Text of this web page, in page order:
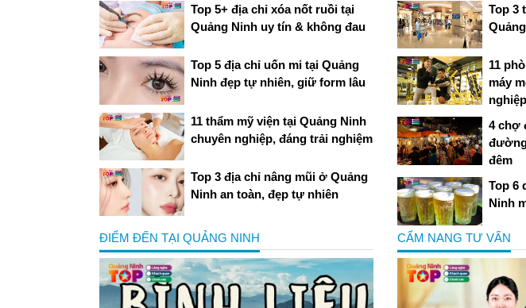
Top 5+ địa chỉ xóa nốt ruồi tại
Quảng Ninh uy tín & không đau
Top 5 địa chỉ uốn mi tại Quảng
Ninh đẹp tự nhiên, giữ form lâu
11 thẩm mỹ viện tại Quảng Ninh
chuyên nghiệp, đáng trải nghiệm
Top 3 địa chỉ nâng mũi ở Quảng
Ninh an toàn, đẹp tự nhiên
Top 3
11
máy
nghiệp
4 chợ
đêm
Top 6
Ninh
ĐIỂM ĐẾN TẠI QUẢNG NINH CẨM NANG TƯ VẤN